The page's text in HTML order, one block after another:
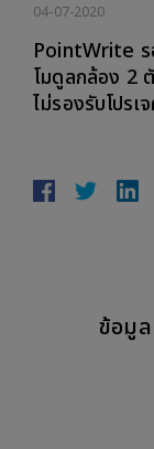
04-07-2020
PointWrite ร
โมดูลกล้อง 2
ไม่รองรับโปรเ
ข้อมูล